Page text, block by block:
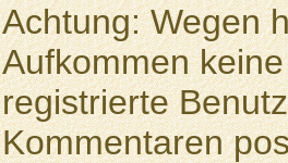
Achtung: Wegen
Aufkommen
registrierte
Kommentaren